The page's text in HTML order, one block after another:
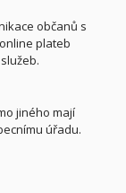
občanů s
plateb
jiného mají
úřadu.